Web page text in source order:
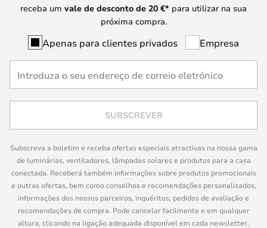
receba um vale de desconto de 20 €* para utilizar na sua
próxima compra.
Apenas para clientes privados Empresa
SUBSCREVER
Subscreva a boletim e receba ofertas especiais atractivas na nossa gama
de luminárias, ventiladores, lâmpadas solares e produtos para a casa
conectada. Receberá também informações sobre produtos promocionais
e outras ofertas, bem como conselhos e recomendações personalizados,
informações dos nossos parceiros, inquéritos, pedidos de avaliação e
recomendações de compra. Pode cancelar facilmente e em qualquer
altura, clicando na ligação adequada disponível em cada newsletter.